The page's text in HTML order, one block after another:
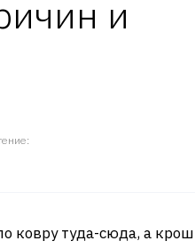
и
ковру туда-сюда, а